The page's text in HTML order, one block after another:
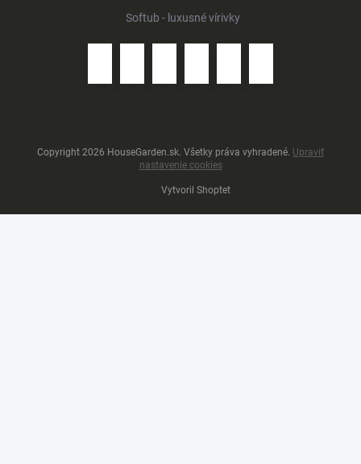
Softub - luxusné vírivky
Vytvoril Shoptet
Copyright 2026 HouseGarden.sk. Všetky práva vyhradené. Upraviť
nastavenie cookies